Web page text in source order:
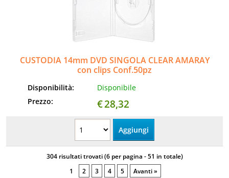
CUSTODIA 14mm DVD SINGOLA CLEAR AMARAY
con clips Conf.50pz
Disponibilità:
Disponibile
Prezzo:
€28,32
304 risultati trovati (6 per pagina - 51 in totale)
1
2 3 4 5 Avanti »